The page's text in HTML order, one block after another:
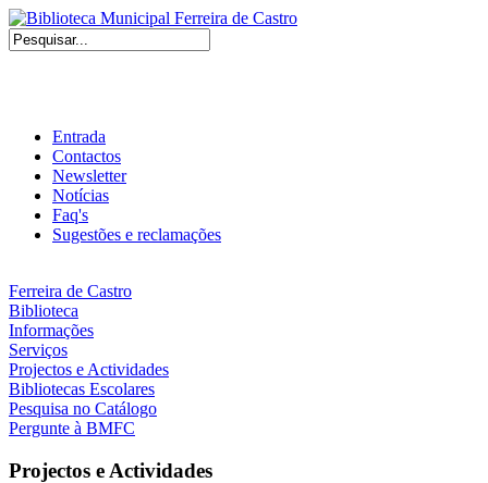
Entrada
Contactos
Newsletter
Notícias
Faq's
Sugestões e reclamações
Ferreira de Castro
Biblioteca
Informações
Serviços
Projectos e Actividades
Bibliotecas Escolares
Pesquisa no Catálogo
Pergunte à BMFC
Projectos e Actividades